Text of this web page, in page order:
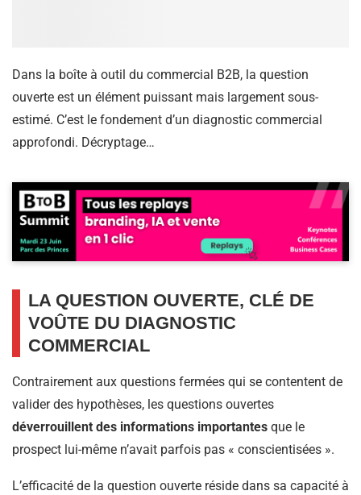
Dans la boîte à outil du commercial B2B, la question
ouverte est un élément puissant mais largement sous-
estimé. C’est le fondement d’un diagnostic commercial
approfondi. Décryptage…
LA QUESTION OUVERTE, CLÉ DE
VOÛTE DU DIAGNOSTIC
COMMERCIAL
Contrairement aux questions fermées qui se contentent de
valider des hypothèses, les questions ouvertes
déverrouillent des informations importantes que le
prospect lui-même n’avait parfois pas « conscientisées ».
L’efficacité de la question ouverte réside dans sa capacité à